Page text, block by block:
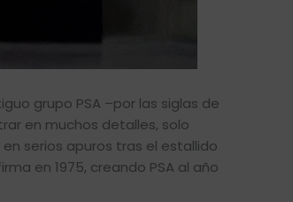
grupo PSA –por las siglas de
en muchos detalles, solo
serios apuros tras el estallido
en 1975, creando PSA al año